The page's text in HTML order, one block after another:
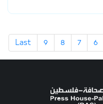
6
7
8
9
Last